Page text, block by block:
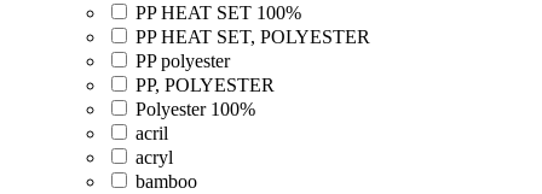
PP HEAT SET 100%
PP HEAT SET, POLYESTER
PP polyester
PP, POLYESTER
Polyester 100%
acril
acryl
bamboo